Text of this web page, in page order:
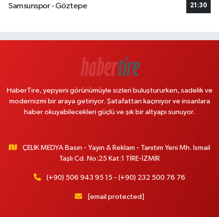
Samsunspor - Göztepe
21:30
HaberTire, yepyeni görünümüyle sizleri buluştururken, sadelik ve
modernizmi bir araya getiriyor. Şatafattan kaçınıyor ve insanlara
haber okuyabilecekleri güçlü ve şık bir altyapı sunuyor.
ÇELİK MEDYA Basın - Yayın & Reklam - Tanıtım Yeni Mh. İsmail
Taşlı Cd. No:25 Kat:1 TİRE-İZMİR
(+90) 506 943 95 15 - (+90) 232 500 76 76
[email protected]